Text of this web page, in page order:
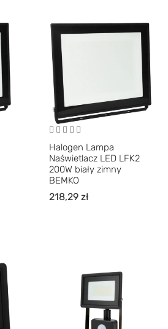
Halogen Lampa
Naświetlacz LED LFK2
200W biały zimny
BEMKO
218,29 zł